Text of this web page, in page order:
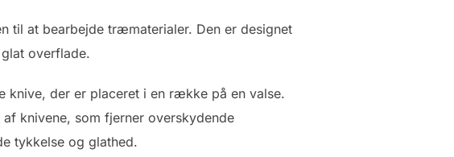
til at bearbejde træmaterialer. Den er designet
overflade.
der er placeret i en række på en valse.
knivene, som fjerner overskydende
tykkelse og glathed.